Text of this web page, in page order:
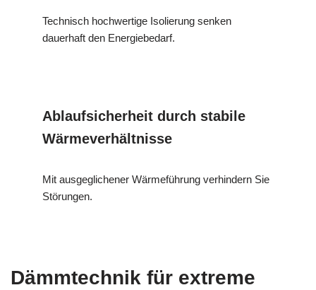
Technisch hochwertige Isolierung senken
dauerhaft den Energiebedarf.
Ablaufsicherheit durch stabile
Wärmeverhältnisse
Mit ausgeglichener Wärmeführung verhindern Sie
Störungen.
Dämmtechnik für extreme